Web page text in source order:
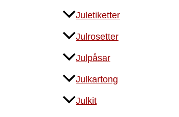
Juletiketter
Julrosetter
Julpåsar
Julkartong
Julkit